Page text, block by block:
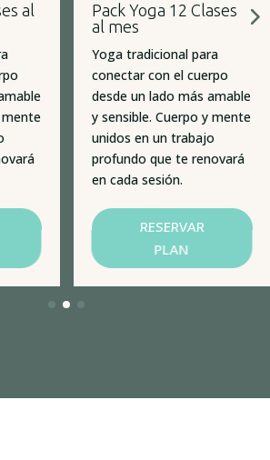
al
mente
Pack Yoga 12 Clases
al mes
Yoga tradicional para
conectar con el cuerpo
desde un lado más amable
y sensible. Cuerpo y mente
unidos en un trabajo
profundo que te renovará
en cada sesión.
RESERVAR
PLAN